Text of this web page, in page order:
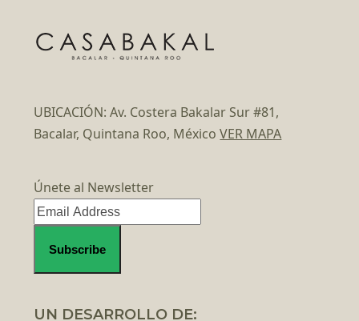
UBICACIÓN: Av. Costera Bakalar Sur #81,
Bacalar, Quintana Roo, MéxicoVER MAPA
Únete al Newsletter
UN DESARROLLO DE: